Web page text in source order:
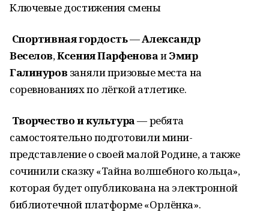
Ключевые достижения смены
Спортивная гордость—Александр
Веселов,Ксения ПарфеноваиЭмир
Галинуров заняли призовые места на
соревнованиях по лёгкой атлетике.
Творчество и культура— ребята
самостоятельно подготовили мини-
представление о своей малой Родине, а также
сочинили сказку «Тайна волшебного кольца»,
которая будет опубликована на электронной
библиотечной платформе «Орлёнка».